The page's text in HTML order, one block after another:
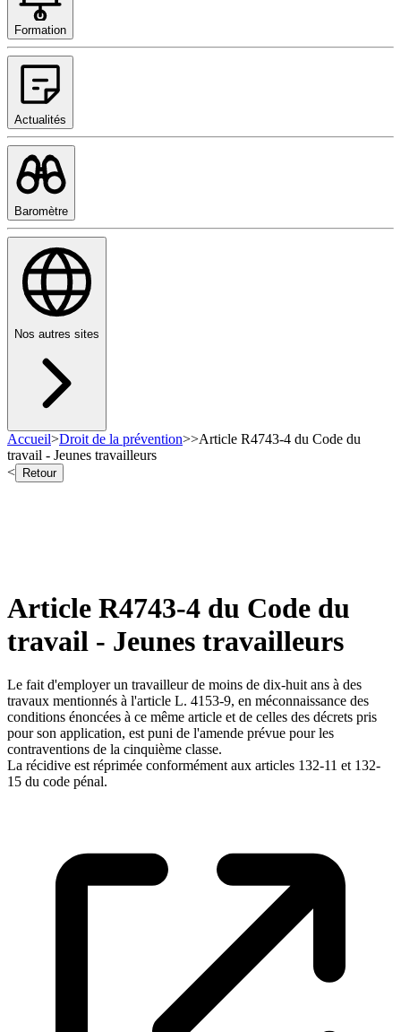
Formation
Actualités
Baromètre
Nos autres sites
Accueil>Droit de la prévention>>Article R4743-4 du Code du
travail - Jeunes travailleurs
<
Retour
Article R4743-4 du Code du
travail - Jeunes travailleurs
Le fait d'employer un travailleur de moins de dix-huit ans à des
travaux mentionnés à l'article L. 4153-9, en méconnaissance des
conditions énoncées à ce même article et de celles des décrets pris
pour son application, est puni de l'amende prévue pour les
contraventions de la cinquième classe.
La récidive est réprimée conformément aux articles 132-11 et 132-
15 du code pénal.